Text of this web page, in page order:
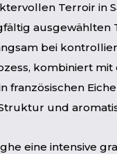
Terroir in
ausgewählten
bei
kombiniert
französischen
und
eine intensive